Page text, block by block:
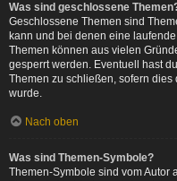
Was sind geschlossene
Geschlossene Themen sind
kann und bei denen eine
Themen können aus vielen
gesperrt werden. Eventuell hast
Themen zu schließen, sofern
wurde.
Nach oben
Was sind Themen-Symbole?
Themen-Symbole sind vom Autor